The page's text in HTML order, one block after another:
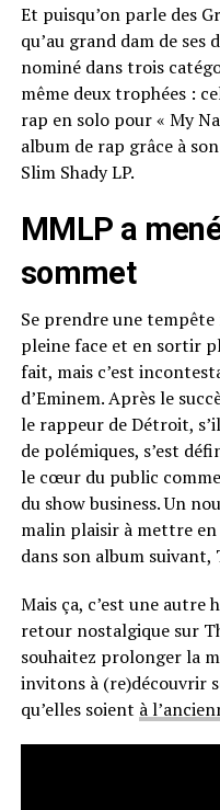
Et puisqu’on parle des
qu’au grand dam de
nominé dans trois
même deux trophées :
rap en solo pour « My
album de rap grâce à
Slim ShadyLP.
MMLP a
sommet
Se prendre une
pleine face et en sortir
fait, mais c’est
d’Eminem.Après le
le rappeur de Détroit,
de polémiques, s’est
le cœur du public
du show business.Un
malin plaisir à mettre
dans son album suivant,
Mais ça, c’est une autre
retour nostalgique sur
souhaitez prolonger la
invitons à (re)découvrir
qu’elles soient à